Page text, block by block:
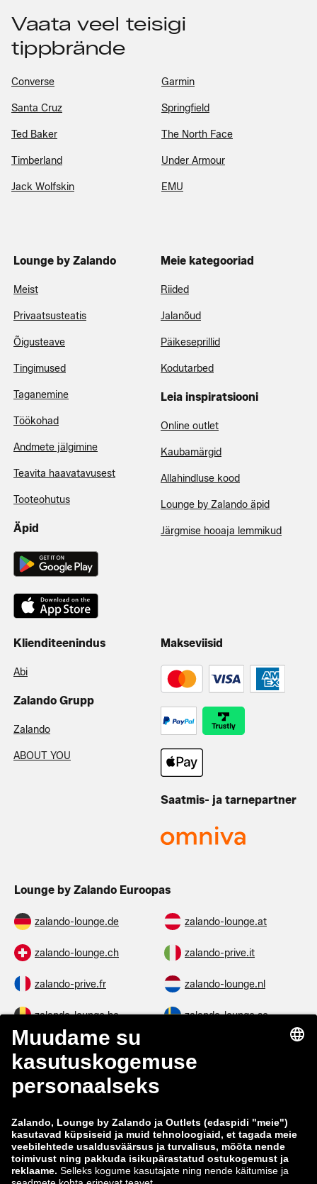
Vaata veel teisigi
tippbrände
Converse Garmin
Santa Cruz Springfield
Ted Baker The North Face
Timberland Under Armour
Jack Wolfskin EMU
Lounge by Zalando
Meist
Privaatsusteatis
Õigusteave
Tingimused
Taganemine
Töökohad
Andmete jälgimine
Teavita haavatavusest
Tooteohutus
Äpid
Meie kategooriad
Riided
Jalanõud
Päikeseprillid
Kodutarbed
Leia inspiratsiooni
Online outlet
Kaubamärgid
Allahindluse kood
Lounge by Zalando äpid
Järgmise hooaja lemmikud
Klienditeenindus
Abi
Zalando Grupp
Zalando
ABOUT YOU
Makseviisid
Saatmis- ja tarnepartner
Lounge by Zalando Euroopas
zalando-lounge.de zalando-lounge.at
zalando-lounge.ch zalando-prive.it
zalando-prive.fr zalando-lounge.nl
zalando-lounge.be zalando-lounge.se
zalando-lounge.fi
zalando-lounge.co.uk
zalando-lounge.lt zalando-lounge.sk
zalando-lounge.ro zalando-lounge.hr